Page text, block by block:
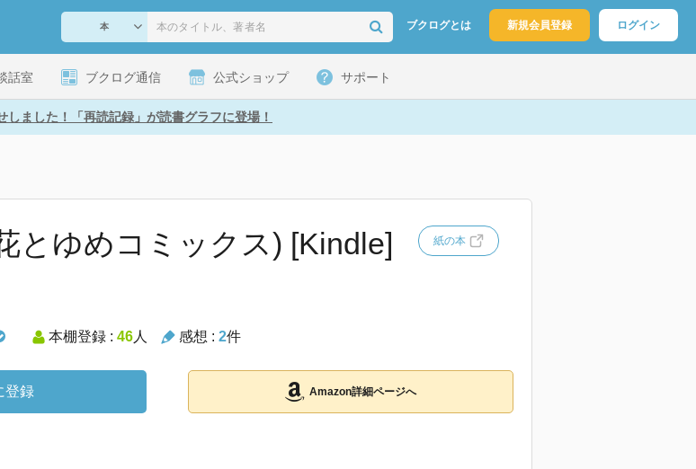
ブクログとは 新規会員登録 ログイン
話室 ブクログ通信 公式ショップ サポート
しました！「再読記録」が読書グラフに登場！
とゆめコミックス) [Kindle] 紙の本
本棚登録 : 46人 感想 : 2件
登録 Amazon詳細ページへ